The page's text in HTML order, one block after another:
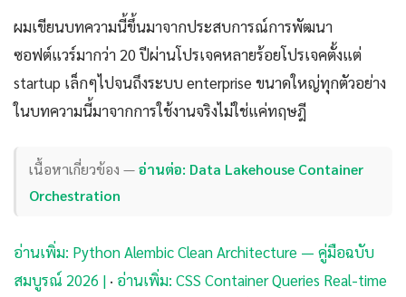
ผมเขียนบทความนี้ขึ้นมาจากประสบการณ์การพัฒนา
ซอฟต์แวร์มากว่า 20 ปีผ่านโปรเจคหลายร้อยโปรเจคตั้งแต่
startup เล็กๆไปจนถึงระบบ enterprise ขนาดใหญ่ทุกตัวอย่าง
ในบทความนี้มาจากการใช้งานจริงไม่ใช่แค่ทฤษฎี
เนื้อหาเกี่ยวข้อง —อ่านต่อ: Data Lakehouse Container
Orchestration
อ่านเพิ่ม: Python Alembic Clean Architecture — คู่มือฉบับ
สมบูรณ์ 2026 | · อ่านเพิ่ม: CSS Container Queries Real-time